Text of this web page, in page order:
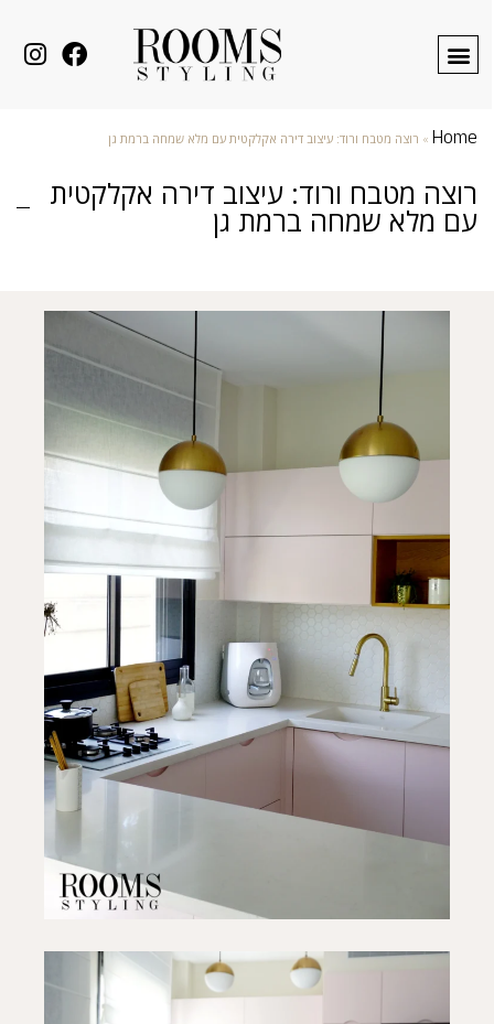
Home
» רוצה מטבח ורוד: עיצוב דירה אקלקטית עם מלא שמחה ברמת גן
רוצה מטבח ורוד: עיצוב דירה אקלקטית
עם מלא שמחה ברמת גן